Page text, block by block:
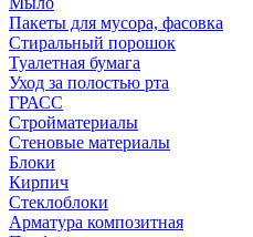
Пакеты для мусора, фасовка
Стиральный порошок
Туалетная бумага
Уход за полостью рта
ГРАСС
Стройматериалы
Стеновые материалы
Блоки
Кирпич
Стеклоблоки
Арматура композитная